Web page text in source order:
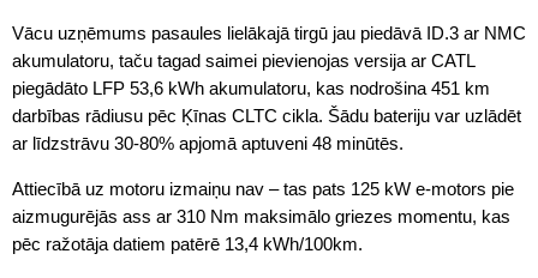
Vācu uzņēmums pasaules lielākajā tirgū jau piedāvā ID.3 ar NMC
akumulatoru, taču tagad saimei pievienojas versija ar CATL
piegādāto LFP 53,6 kWh akumulatoru, kas nodrošina 451 km
darbības rādiusu pēc Ķīnas CLTC cikla. Šādu bateriju var uzlādēt
ar līdzstrāvu 30-80% apjomā aptuveni 48 minūtēs.
Attiecībā uz motoru izmaiņu nav – tas pats 125 kW e-motors pie
aizmugurējās ass ar 310 Nm maksimālo griezes momentu, kas
pēc ražotāja datiem patērē 13,4 kWh/100km.